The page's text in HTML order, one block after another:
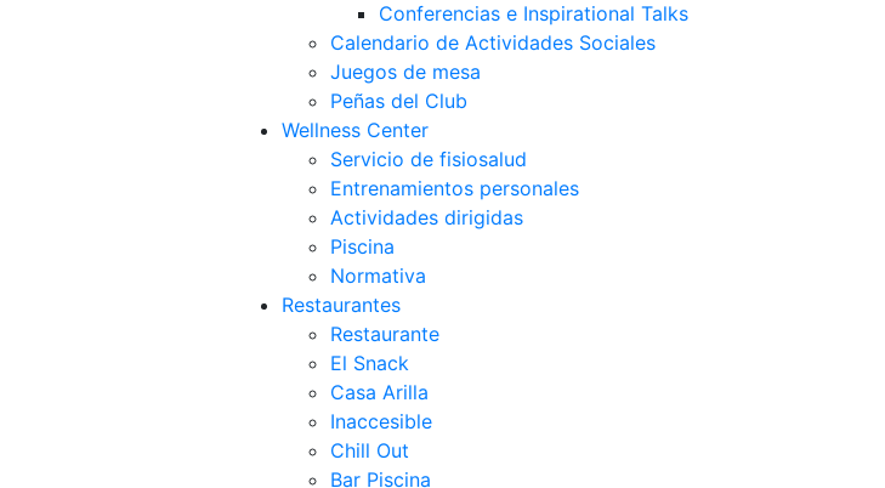
Conferencias e Inspirational Talks
Calendario de Actividades Sociales
Juegos de mesa
Peñas del Club
Wellness Center
Servicio de fisiosalud
Entrenamientos personales
Actividades dirigidas
Piscina
Normativa
Restaurantes
Restaurante
El Snack
Casa Arilla
Inaccesible
Chill Out
Bar Piscina